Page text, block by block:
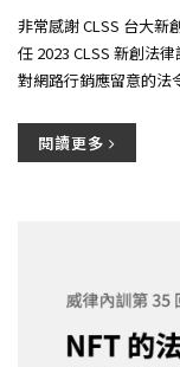
非常感謝 CLSS 台大新
任 2023 CLSS 新創法律講堂課程講師。 當
對網路行銷應留意的法
閱讀更多